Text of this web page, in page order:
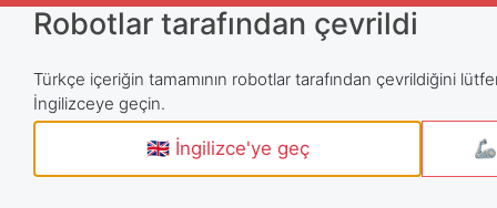
Robotlar tarafından çevrildi
Türkçe içeriğin tamamının robotlar tarafından çevrildiğini
İngilizceye geçin.
🇬🇧 İngilizce'ye geç